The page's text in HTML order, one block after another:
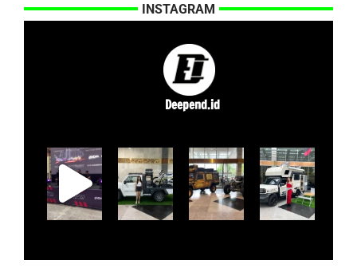
INSTAGRAM
Deepend.id